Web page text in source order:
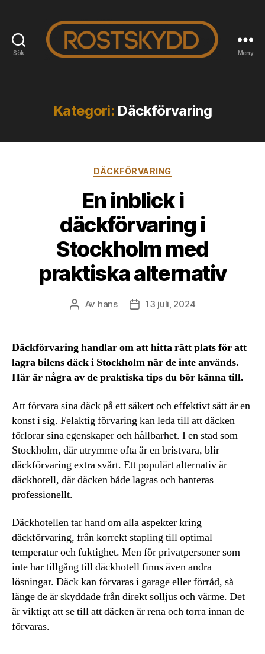
Sök Meny
Kategori: Däckförvaring
Kategorier
DÄCKFÖRVARING
En inblick i
däckförvaring i
Stockholm med
praktiska alternativ
Inläggsförfattare
Av hans Inläggsdatum
13 juli, 2024
Däckförvaring handlar om att hitta rätt plats för att
lagra bilens däck i Stockholm när de inte används.
Här är några av de praktiska tips du bör känna till.
Att förvara sina däck på ett säkert och effektivt sätt är en
konst i sig. Felaktig förvaring kan leda till att däcken
förlorar sina egenskaper och hållbarhet. I en stad som
Stockholm, där utrymme ofta är en bristvara, blir
däckförvaring extra svårt. Ett populärt alternativ är
däckhotell, där däcken både lagras och hanteras
professionellt.
Däckhotellen tar hand om alla aspekter kring
däckförvaring, från korrekt stapling till optimal
temperatur och fuktighet. Men för privatpersoner som
inte har tillgång till däckhotell finns även andra
lösningar. Däck kan förvaras i garage eller förråd, så
länge de är skyddade från direkt solljus och värme. Det
är viktigt att se till att däcken är rena och torra innan de
förvaras.